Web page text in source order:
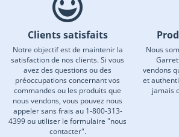
Clients satisfaits
Notre objectif est de maintenir la
satisfaction de nos clients. Si vous
avez des questions ou des
préoccupations concernant vos
commandes ou les produits que
nous vendons, vous pouvez nous
appeler sans frais au 1-800-313-
4399 ou utiliser le formulaire "nous
contacter".
Nous
vendons
et
jamais